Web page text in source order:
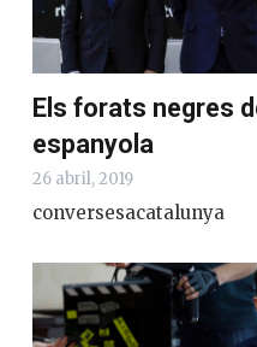
Els forats negres
espanyola
26 abril, 2019
conversesacatalunya